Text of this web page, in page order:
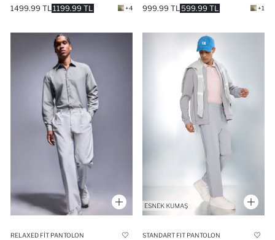
1199.99 TL
1499.99 TL +4 599.99 TL
999.99 TL +1
RELAXED FIT PANTOLON STANDART FIT PANTOLON